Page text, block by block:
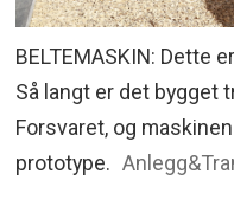
BELTEMASKIN: Dette
Så langt er det bygget
Forsvaret, og
prototype.